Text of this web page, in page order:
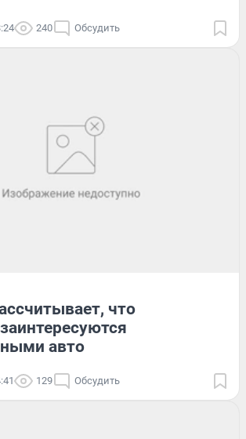
240 Обсудить
что
авто
129 Обсудить